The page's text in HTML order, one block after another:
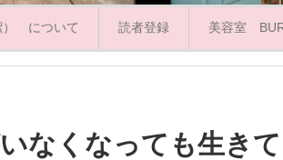
） について 読者登録 美容室
なくなっても生き